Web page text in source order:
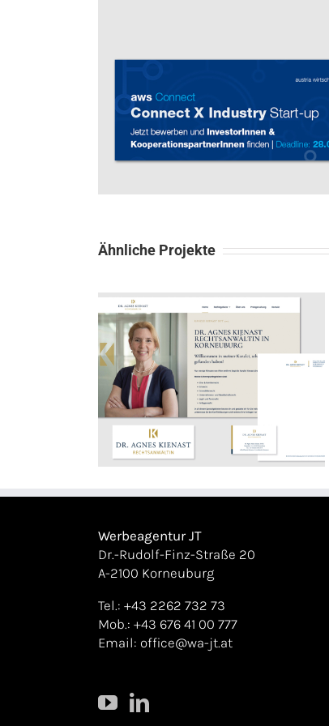
Ähnliche Projekte
ERGO Versicherung – Postings
Werbeagentur JT
Dr.-Rudolf-Finz-Straße 20
A-2100 Korneuburg
Tel.: +43 2262 732 73
Mob.: +43 676 41 00 777
Email: office@wa-jt.at